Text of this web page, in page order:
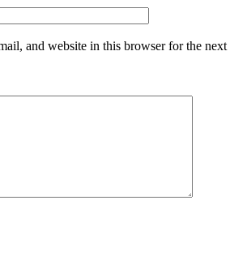
and website in this browser for the next